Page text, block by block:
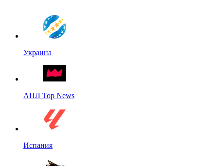
Украина
АПЛ Top News
Испания